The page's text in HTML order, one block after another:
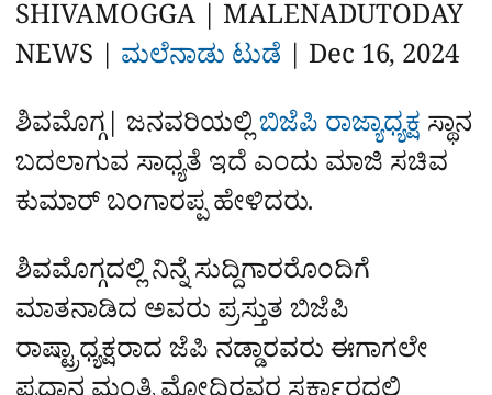
p
p
o
k
a
m
a
r
e
SHIVAMOGGA | MALENADUTODAY
NEWS | ಮಲೆನಾಡು ಟುಡೆ |‌ Dec 16, 2024
ಶಿವಮೊಗ್ಗ| ಜನವರಿಯಲ್ಲಿಬಿಜೆಪಿ ರಾಜ್ಯಾಧ್ಯಕ್ಷ ಸ್ಥಾನ
ಬದಲಾಗುವ ಸಾಧ್ಯತೆ ಇದೆ ಎಂದು ಮಾಜಿ ಸಚಿವ
ಕುಮಾರ್‌ ಬಂಗಾರಪ್ಪ ಹೇಳಿದರು.
ಶಿವಮೊಗ್ಗದಲ್ಲಿ ನಿನ್ನೆ ಸುದ್ದಿಗಾರರೊಂದಿಗೆ
ಮಾತನಾಡಿದ ಅವರು ಪ್ರಸ್ತುತ ಬಿಜೆಪಿ
ರಾಷ್ಟ್ರಾಧ್ಯಕ್ಷರಾದ ಜೆಪಿ ನಡ್ಡಾರವರು ಈಗಾಗಲೇ